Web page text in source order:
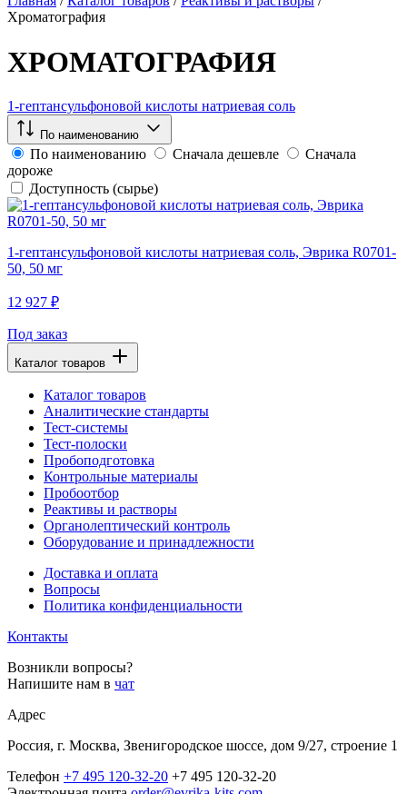
Хроматография
ХРОМАТОГРАФИЯ
1-гептансульфоновой кислоты натриевая соль
По наименованию
По наименованию Сначала дешевле
Сначала
дороже
Доступность (сырье)
1-гептансульфоновой кислоты натриевая соль, Эврика R0701-
50, 50 мг
12 927 ₽
Под заказ
Каталог товаров
Каталог товаров
Аналитические стандарты
Тест-системы
Тест-полоски
Пробоподготовка
Контрольные материалы
Пробоотбор
Реактивы и растворы
Органолептический контроль
Оборудование и принадлежности
Доставка и оплата
Вопросы
Политика конфиденциальности
Контакты
Возникли вопросы?
Напишите нам в чат
Адрес
Россия, г. Москва, Звенигородское шоссе, дом 9/27, строение 1
Телефон +7 495 120-32-20 +7 495 120-32-20